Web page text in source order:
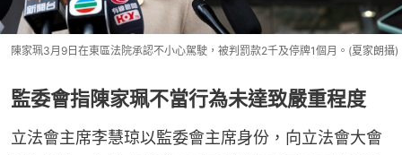
陳家珮3月9日在東區法院承認不小心駕駛，被判罰款2千及停牌1個月。(夏家朗攝)
監委會指陳家珮不當行為未達致嚴重程度
立法會主席李慧琼以監委會主席身份，向立法會大會